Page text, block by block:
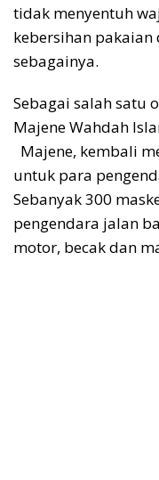
tidak menyentuh
kebersihan
sebagainya.
Sebagai salah satu
Majene Wahdah
Majene, kembali
untuk para
Sebanyak 300
pengendara jalan
motor, becak dan